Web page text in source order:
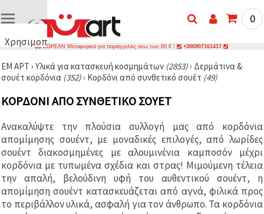
Χρησιμοποιούμε
🍪
Χρησιμοποιούμε
παρόμοιες
τεχνολογίες
διασφαλίσουμε
τη σωστή
λειτουργία
του
ιστότοπου,
βελτιώσουμε
την
εμπειρία
σας και, με
0
ΔΩΡΕΑΝ Μεταφορικά για παραγγελίες άνω των 80 € ! +306907161417
ΕΜ ΑΡΤ › Υλικά για κατασκευή κοσμημάτων (2853)› Δερμάτινα &
σουέτ κορδόνια (352)› Κορδόνι από συνθετικό σουέτ (49)
ΚΟΡΔΌΝΙ ΑΠΌ ΣΥΝΘΕΤΙΚΌ ΣΟΥΈΤ
Ανακαλύψτε την πλούσια συλλογή μας από κορδόνια
απομίμησης σουέντ, με μοναδικές επιλογές, από λωρίδες
σουέντ διακοσμημένες με αλουμινένια καμποσόν μέχρι
κορδόνια με τυπωμένα σχέδια και στρας! Μιμούμενη τέλεια
την απαλή, βελούδινη υφή του αυθεντικού σουέντ, η
απομίμηση σουέντ κατασκευάζεται από αγνά, φιλικά προς
το περιβάλλον υλικά, ασφαλή για τον άνθρωπο. Τα κορδόνια